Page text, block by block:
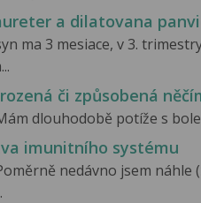
a dilatovana
ma 3 mesiace, v 3.
či způsobená
dlouhodobě potíže s
imunitního systému
nedávno jsem náhle